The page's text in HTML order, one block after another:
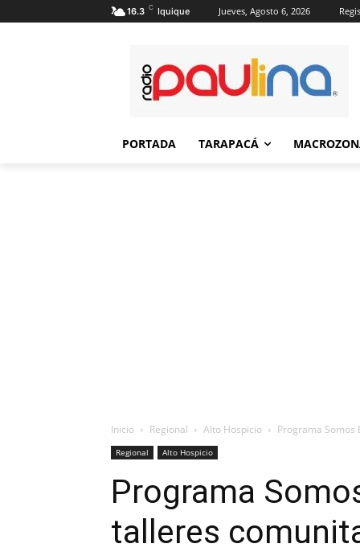
16.3 C Iquique Jueves, Agosto 6, 2026
PORTADA TARAPACÁ
Inicio Regional Alto Hospicio Programa Somos
Regional Alto Hospicio
Programa
talleres